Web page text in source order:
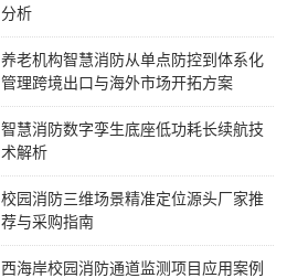
分析
养老机构智慧消防从单点防控到体系化
管理跨境出口与海外市场开拓方案
智慧消防数字孪生底座低功耗长续航技
术解析
校园消防三维场景精准定位源头厂家推
荐与采购指南
西海岸校园消防通道监测项目应用案例